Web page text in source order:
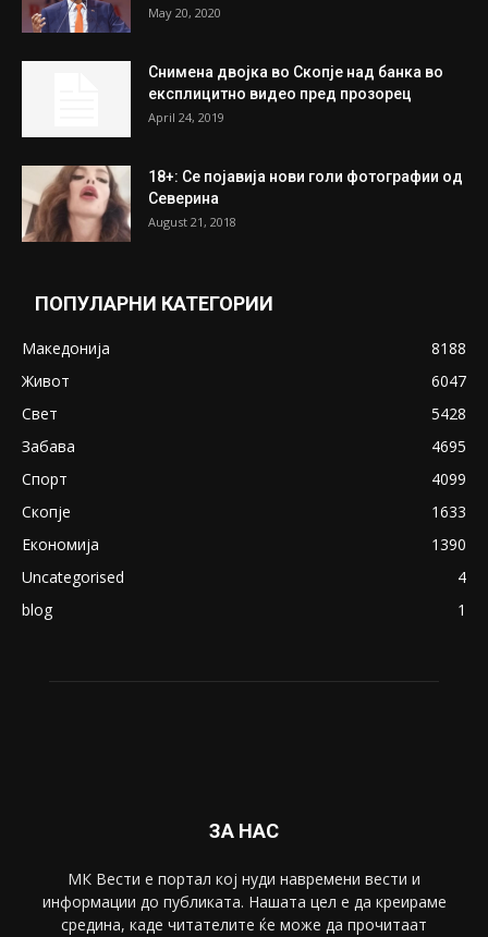
May 20, 2020
Снимена двојка во Скопје над банка во
експлицитно видео пред прозорец
April 24, 2019
18+: Се појавија нови голи фотографии од
Северина
August 21, 2018
ПОПУЛАРНИ КАТЕГОРИИ
Македонија
8188
Живот
6047
Свет
5428
Забава
4695
Спорт
4099
Скопје
1633
Економија
1390
Uncategorised
4
blog
1
ЗА НАС
МК Вести е портал коj нуди навремени вести и
информации до публиката. Нашата цел е да креираме
средина, каде читателите ќе може да прочитаат